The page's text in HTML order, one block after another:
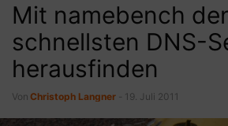
Mit namebench
schnellsten DNS-
herausfinden
Von Christoph Langner 19. Juli 2011